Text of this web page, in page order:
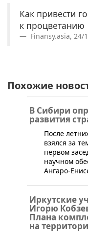
Как привести
к процветанию
Finansy.asia, 24/
Похожие
В Сибири
развития
​После
взялся за
первом
научном
Ангаро-
Иркутские
Игорю
Плана
на